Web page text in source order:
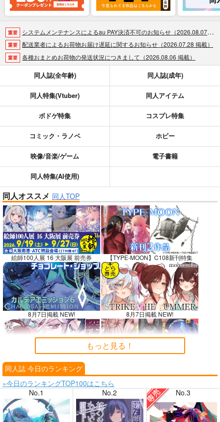
重要 システムメンテナンスによるau PAY決済不可のお知らせ（2026.08.07 掲載）
重要 配送業者によるお荷物お届け遅延に関するお知らせ（2026.07.28 掲載）
重要 各種おまとめお荷物の発送状況につきまして（2026.08.06 掲載）
おまとめサイクル「定期便(月2)」一般会員様の利用再開のお知らせ（2026.02.05 掲載）
重要 「とらのあな×駿河屋日本橋乙女同人誌館」通販店頭受取サービス開始のお知らせ（2026.01.05 更新｜2025.12.30 掲載）
【2025/12/1より】「通販ポイント⇒とらコイン変換キャンペーン」終了のお知らせ（2025.11.21 掲載）
個人情報保護方針の改定について（2025.09.19 更新｜2025.08.01 掲載）
重要 ポイント付与・管理体制改定のお知らせ（2024.11.20 掲載）
全てのお知らせを見る
同人誌(全年齢) 同人誌(成年)
同人特集(Vtuber) 同人アイテム
ボドゲ特集 コスプレ特集
コミック・ラノベ ホビー
映像/音楽/ゲーム 電子書籍
同人特集(AI使用)
同人オススメ 同人TOP
絵師100人展 16 大阪展 前売券 【TYPE-MOON】C108新刊特集
8月7日掲載 NEW! 8月7日掲載 NEW!
8月6日掲載
もっと見る！
同人誌 今日のランキング
»今日のランキングTOP100はこちら
No.1
No.2 No.3